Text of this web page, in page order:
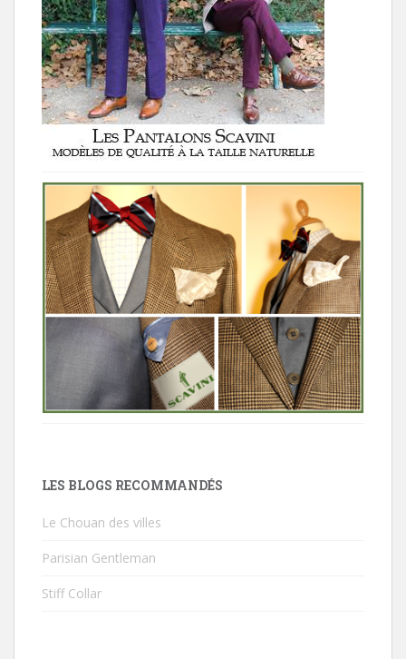
LES BLOGS RECOMMANDÉS
Le Chouan des villes
Parisian Gentleman
Stiff Collar